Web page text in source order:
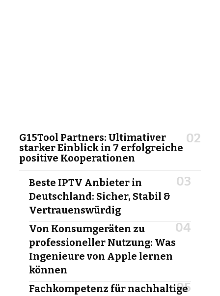
G15Tool Partners: Ultimativer
starker Einblick in 7 erfolgreiche
positive Kooperationen
Beste IPTV Anbieter in
Deutschland: Sicher, Stabil &
Vertrauenswürdig
Von Konsumgeräten zu
professioneller Nutzung: Was
Ingenieure von Apple lernen
können
Fachkompetenz für nachhaltige